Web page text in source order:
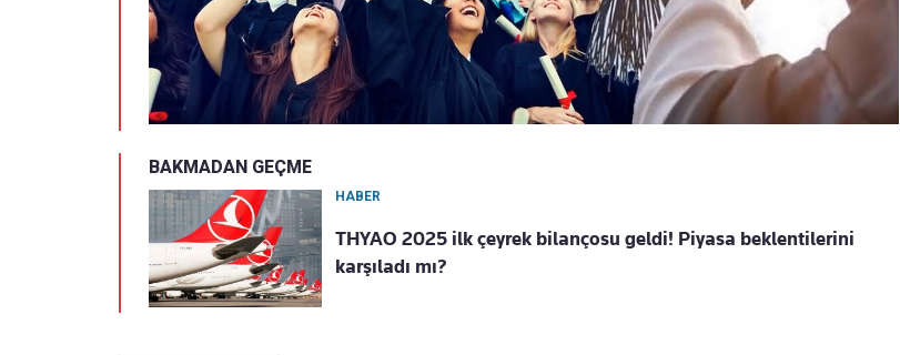
BAKMADAN GEÇME
HABER
THYAO 2025 ilk çeyrek bilançosu geldi! Piyasa beklentilerini
karşıladı mı?